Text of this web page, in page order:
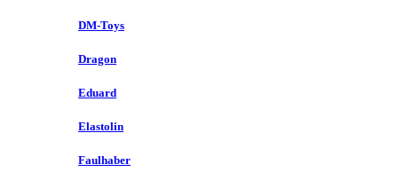
DM-Toys
Dragon
Eduard
Elastolin
Faulhaber